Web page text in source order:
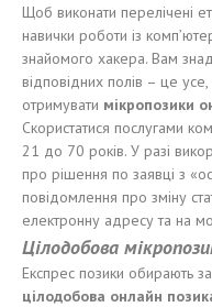
Щоб виконати перелічені
навички роботи із
знайомого хакера. Вам
відповідних полів – це
отримувати мікропозики
Скористатися послугами
21 до 70 років. У разі
про рішення по заявці з
повідомлення про зміну
електронну адресу та на
Цілодобова
Експрес позики обирають
цілодобова онлайн